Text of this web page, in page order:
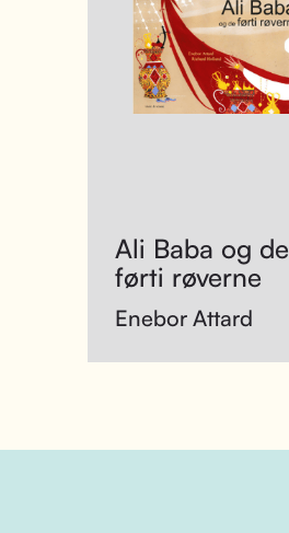
Ali Baba og de
førti røverne
Enebor Attard